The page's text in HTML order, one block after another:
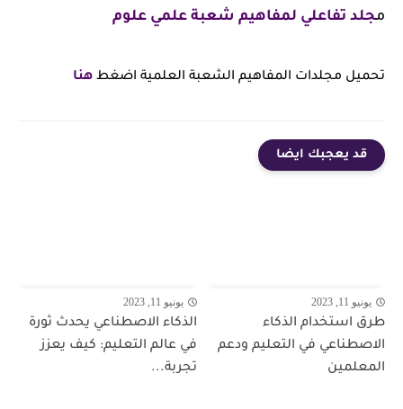
مجلد تفاعلي لمفاهيم شعبة علمي علوم
تحميل مجلدات المفاهيم الشعبة العلمية اضغط هنا
قد يعجبك ايضا
يونيو 11, 2023
طرق استخدام الذكاء
الاصطناعي في التعليم ودعم
المعلمين
يونيو 11, 2023
الذكاء الاصطناعي يحدث ثورة
في عالم التعليم: كيف يعزز
تجربة...